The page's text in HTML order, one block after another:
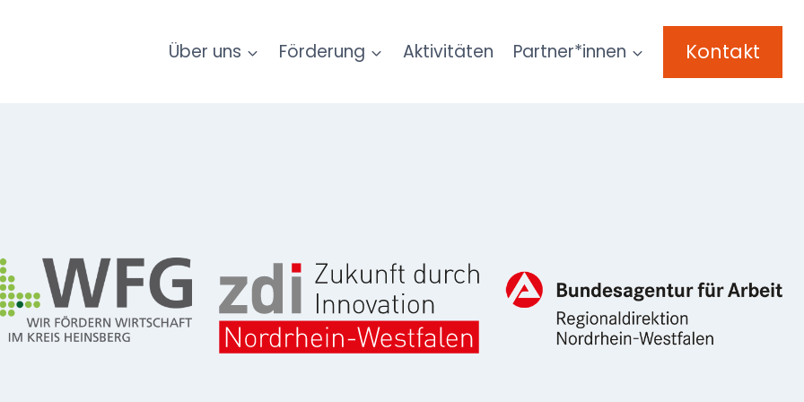
Über uns Förderung Aktivitäten Partner*innen Kontakt